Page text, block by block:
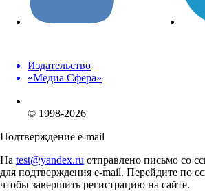
Издательство
«Медиа Сфера»
© 1998-2026
Подтверждение e-mail
На test@yandex.ru отправлено письмо со
для подтверждения e-mail. Перейдите по
чтобы завершить регистрацию на сайте.